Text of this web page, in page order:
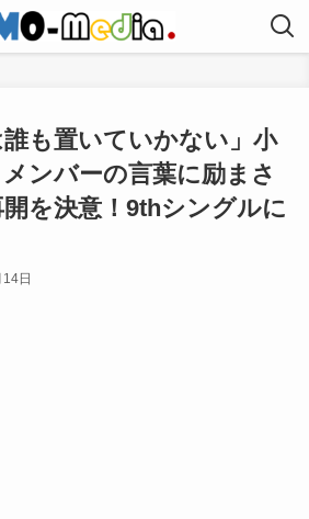
誰も置いていかない」小
ンバーの言葉に励まさ
を決意！9thシングルに
日